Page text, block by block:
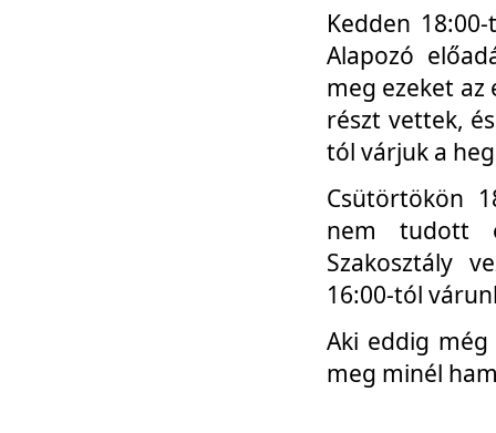
Kedden
Alapozó
meg ezeket
részt vettek,
tól várjuk a
Csütörtökön
nem tudott
Szakosztály
16:00-tól
Aki eddig
meg minél